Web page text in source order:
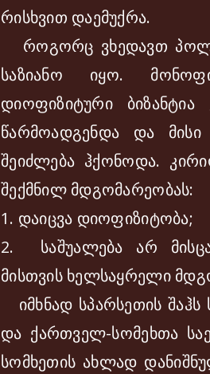
რისხვით დაემუქრა.
როგორც ვხედავთ
საზიანო იყო.
დიოფიზიტური
წარმოადგენდა და
შეიძლება ჰქონოდა.
შექმნილ მდგომარეობას:
1. დაიცვა დიოფიზიტობა;
2.
საშუალება არ
მისთვის ხელსაყრელი
იმხნად სპარსეთის შაჰს
და ქართველ-სომეხთა
სომხეთის ახლად